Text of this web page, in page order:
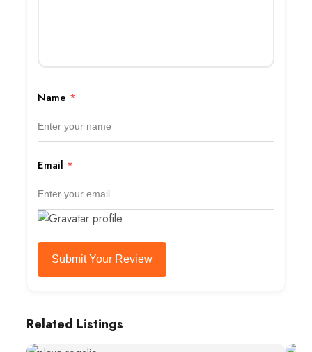
Name *
Email *
Submit Your Review
Related Listings